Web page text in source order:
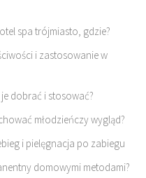
spa trójmiasto, gdzie?
i zastosowanie w
je dobrać i stosować?
młodzieńczy wygląd?
i pielęgnacja po zabiegu
domowymi metodami?